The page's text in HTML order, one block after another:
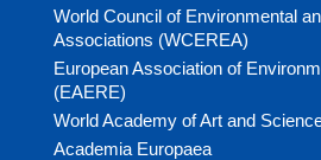
World Council of Environmental
Associations (WCEREA)
European Association of
(EAERE)
World Academy of Art and
Academia Europaea